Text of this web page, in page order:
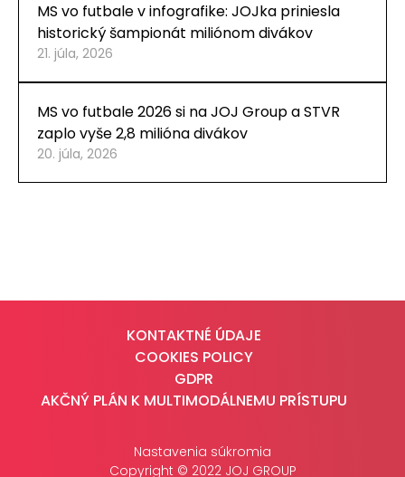
MS vo futbale v infografike: JOJka priniesla
historický šampionát miliónom divákov
21. júla, 2026
MS vo futbale 2026 si na JOJ Group a STVR
zaplo vyše 2,8 milióna divákov
20. júla, 2026
KONTAKTNÉ ÚDAJE
COOKIES POLICY
GDPR
AKČNÝ PLÁN K MULTIMODÁLNEMU PRÍSTUPU
Nastavenia súkromia
Copyright © 2022 JOJ GROUP